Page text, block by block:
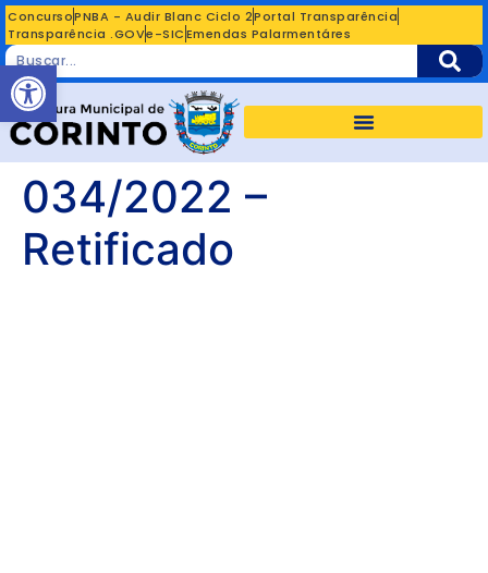
ConcursoPNBA - Audir Blanc Ciclo 2Portal Transparência
Transparência .GOVe-SICEmendas Palarmentáres
034/2022 –
Retificado
Abrir a barra de ferramentas